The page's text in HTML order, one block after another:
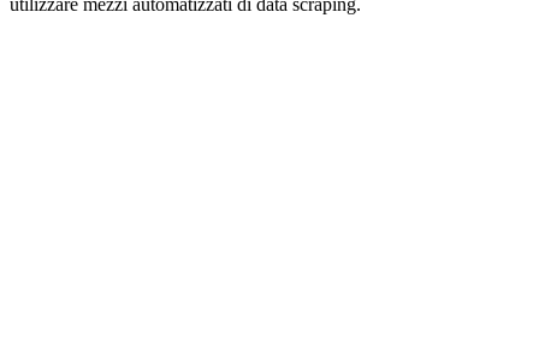
utilizzare mezzi automatizzati di data scraping.